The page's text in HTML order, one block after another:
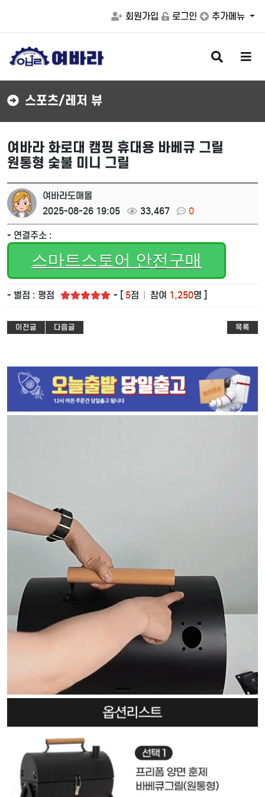
회원가입 로그인 추가메뉴
검
색
버
메
버
스포츠/레저 뷰
여바라 화로대 캠핑 휴대용 바베큐 그릴
원통형 숯불 미니 그릴
여바라도매몰
2025-08-26 19:05
33,467 0
- 연결주소 :
스마트스토어 안전구매
- 별점 : 평점 - [ 5점 참여 1,250명 ]
이전글 다음글 목록